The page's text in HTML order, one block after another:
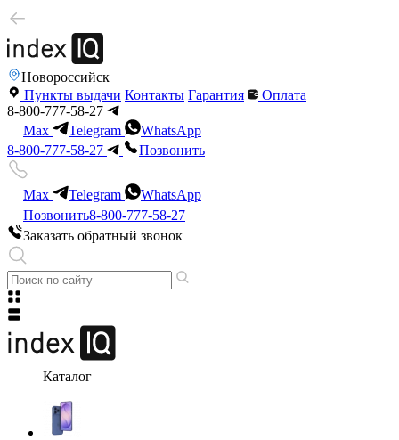
Новороссийск
Пункты выдачи Контакты Гарантия
Оплата
8-800-777-58-27
Max
Telegram
WhatsApp
8-800-777-58-27
Позвонить
Max Telegram
WhatsApp
Позвонить8-800-777-58-27
Заказать обратный звонок
Каталог